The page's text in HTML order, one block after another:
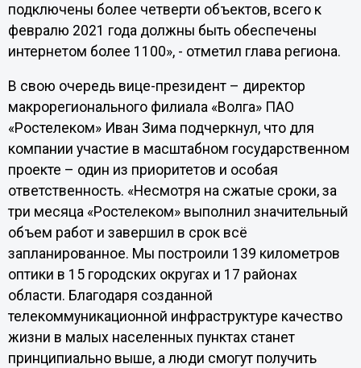
подключены более четверти объектов, всего к
февралю 2021 года должны быть обеспечены
интернетом более 1100», - отметил глава региона.
В свою очередь вице-президент – директор
макрорегионального филиала «Волга» ПАО
«Ростелеком» Иван Зима подчеркнул, что для
компании участие в масштабном государственном
проекте – один из приоритетов и особая
ответственность. «Несмотря на сжатые сроки, за
три месяца «Ростелеком» выполнил значительный
объем работ и завершил в срок всё
запланированное. Мы построили 139 километров
оптики в 15 городских округах и 17 районах
области. Благодаря созданной
телекоммуникационной инфраструктуре качество
жизни в малых населенных пунктах станет
принципиально выше, а люди смогут получить